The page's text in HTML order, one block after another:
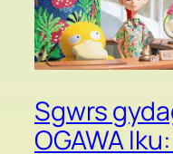
Sgwrs
OGAWA